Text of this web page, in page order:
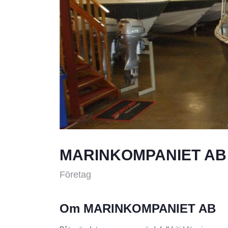
MARINKOMPANIET AB
Företag
Om MARINKOMPANIET AB